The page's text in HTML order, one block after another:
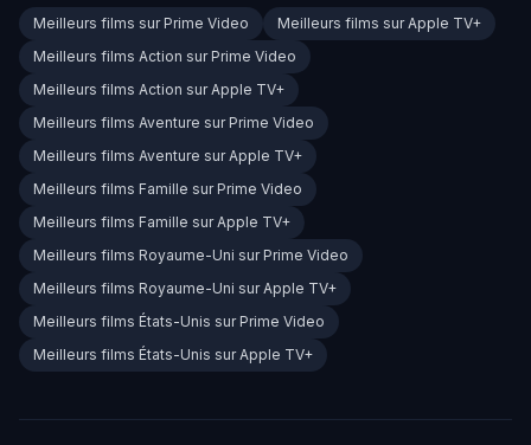
Meilleurs films sur Prime Video
Meilleurs films sur Apple TV+
Meilleurs films Action sur Prime Video
Meilleurs films Action sur Apple TV+
Meilleurs films Aventure sur Prime Video
Meilleurs films Aventure sur Apple TV+
Meilleurs films Famille sur Prime Video
Meilleurs films Famille sur Apple TV+
Meilleurs films Royaume-Uni sur Prime Video
Meilleurs films Royaume-Uni sur Apple TV+
Meilleurs films États-Unis sur Prime Video
Meilleurs films États-Unis sur Apple TV+